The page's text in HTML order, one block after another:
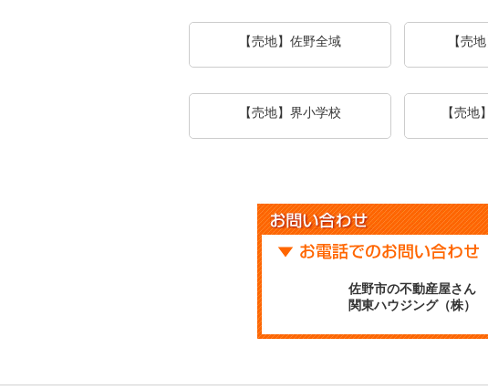
【売地】佐野全域 【売
【売地】界小学校 【売地
佐野市の不動産屋さん
関東ハウジング（株）